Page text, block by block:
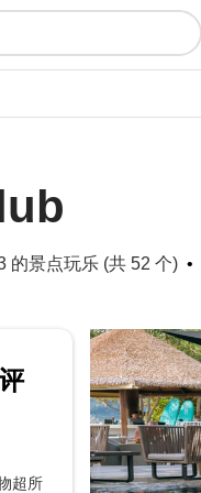
的景点玩乐 (共 52 个)
超所